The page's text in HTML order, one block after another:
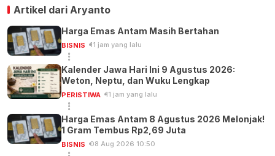
Artikel dari Aryanto
Harga Emas Antam Masih Bertahan
BISNIS 11 jam yang lalu
Kalender Jawa Hari Ini 9 Agustus 2026:
Weton, Neptu, dan Wuku Lengkap
PERISTIWA 11 jam yang lalu
Harga Emas Antam 8 Agustus 2026 Melonjak!
1 Gram Tembus Rp2,69 Juta
BISNIS 08 Aug 2026 10:50